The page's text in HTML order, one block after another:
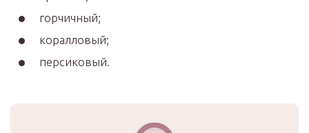
горчичный;
коралловый;
персиковый.